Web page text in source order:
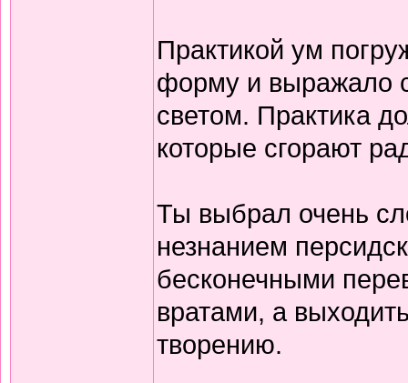
Практикой ум
форму и выражало
светом. Практика
которые сгорают
Ты выбрал очень
незнанием
бесконечными
вратами, а
творению.